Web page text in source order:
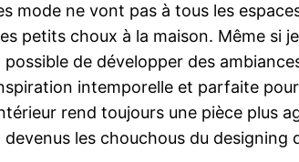
mode ne vont pas à tous les
petits choux à la maison. Même si
possible de développer des
intemporelle et parfaite
rend toujours une pièce plus
les chouchous du designing